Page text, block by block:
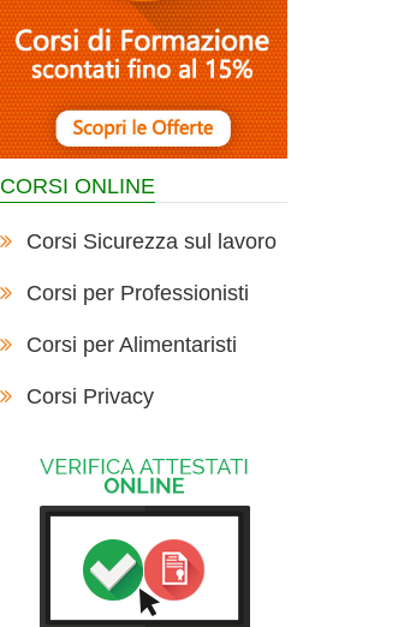
CORSI ONLINE
Corsi Sicurezza sul lavoro
Corsi per Professionisti
Corsi per Alimentaristi
Corsi Privacy